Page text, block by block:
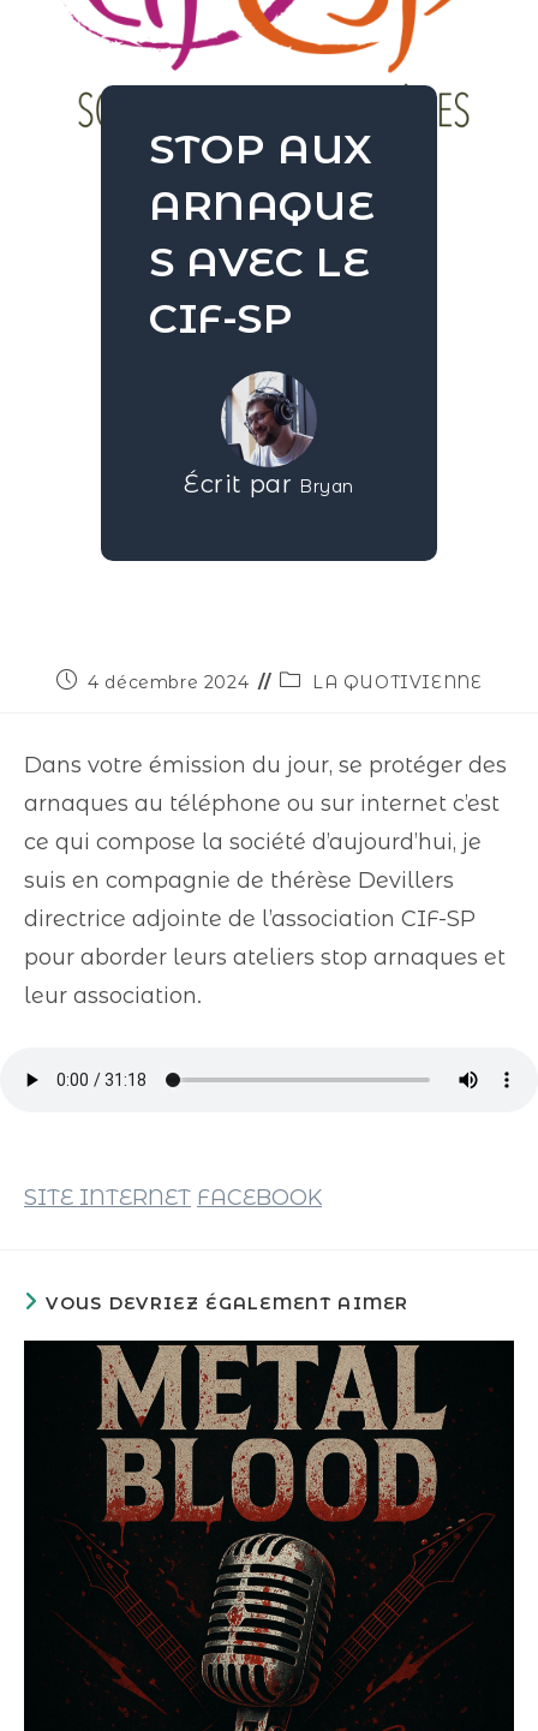
STOP AUX
ARNAQUE
S AVEC LE
CIF-SP
Écrit par Bryan
4 décembre 2024 LA QUOTIVIENNE
Dans votre émission du jour, se protéger des
arnaques au téléphone ou sur internet c’est
ce qui compose la société d’aujourd’hui, je
suis en compagnie de thérèse Devillers
directrice adjointe de l’association CIF-SP
pour aborder leurs ateliers stop arnaques et
leur association.
SITE INTERNET FACEBOOK
VOUS DEVRIEZ ÉGALEMENT AIMER